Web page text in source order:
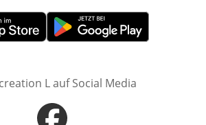
Fenster
Öffnet in neuem Fenster
L auf Social Media